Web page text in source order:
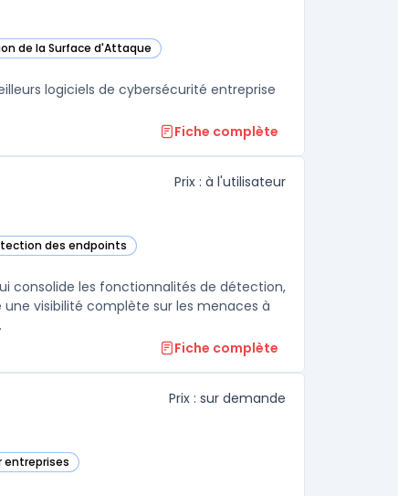
de la Surface d'Attaque
Cortex XSIAM dans cette catégorie
logiciels de cybersécurité entreprise
Fiche complète
Prix : à l'utilisateur
des endpoints
catégorie
consolide les fonctionnalités de détection,
visibilité complète sur les menaces à
de ...
Fiche complète
Prix : sur demande
entreprises
cette catégorie